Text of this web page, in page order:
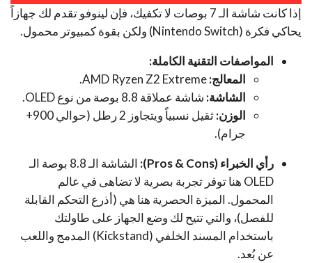
إذا كانت شاشة الـ 7 بوصات لا تكفيك، فإن لينوفو تقدم لك جهازاً
يحاكي فكرة (Nintendo Switch) ولكن بقوة كمبيوتر محمول.
المواصفات التقنية الكاملة:
المعالج:
الشاشة: شاشة عملاقة 8.8 بوصة من نوع OLED.
الوزن:
ثقيل نسبياً ويتجاوز 2 رطل (حوالي 900+
جرام).
رأي الخبراء (Pros & Cons):
الشاشة الـ 8.8 بوصة الـ
OLED هنا توفر تجربة بصرية لا تضاهى في عالم
المحمول. الميزة الحصرية هنا هي (أذرع التحكم القابلة
للفصل)، والتي تتيح لك وضع الجهاز على طاولتك
باستخدام المسند الخلفي (Kickstand) المدمج واللعب
عن بُعد.